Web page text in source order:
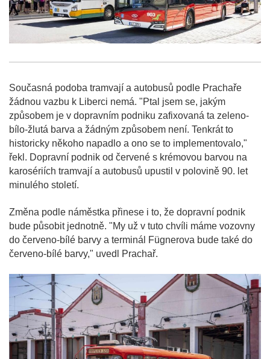
Současná podoba tramvají a autobusů podle Prachaře
žádnou vazbu k Liberci nemá. "Ptal jsem se, jakým
způsobem je v dopravním podniku zafixovaná ta zeleno-
bílo-žlutá barva a žádným způsobem není. Tenkrát to
historicky někoho napadlo a ono se to implementovalo,"
řekl. Dopravní podnik od červené s krémovou barvou na
karosériích tramvají a autobusů upustil v polovině 90. let
minulého století.
Změna podle náměstka přinese i to, že dopravní podnik
bude působit jednotně. "My už v tuto chvíli máme vozovny
do červeno-bílé barvy a terminál Fügnerova bude také do
červeno-bílé barvy," uvedl Prachař.